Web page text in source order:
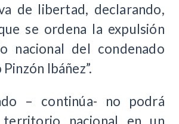
de libertad, declarando,
se ordena la expulsión
nacional del condenado
Ibáñez”.
– continúa- no podrá
nacional en un